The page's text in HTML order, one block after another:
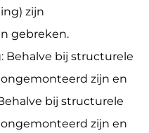
zijn
gebreken.
Behalve bij structurele
zijn en
bij structurele
zijn en